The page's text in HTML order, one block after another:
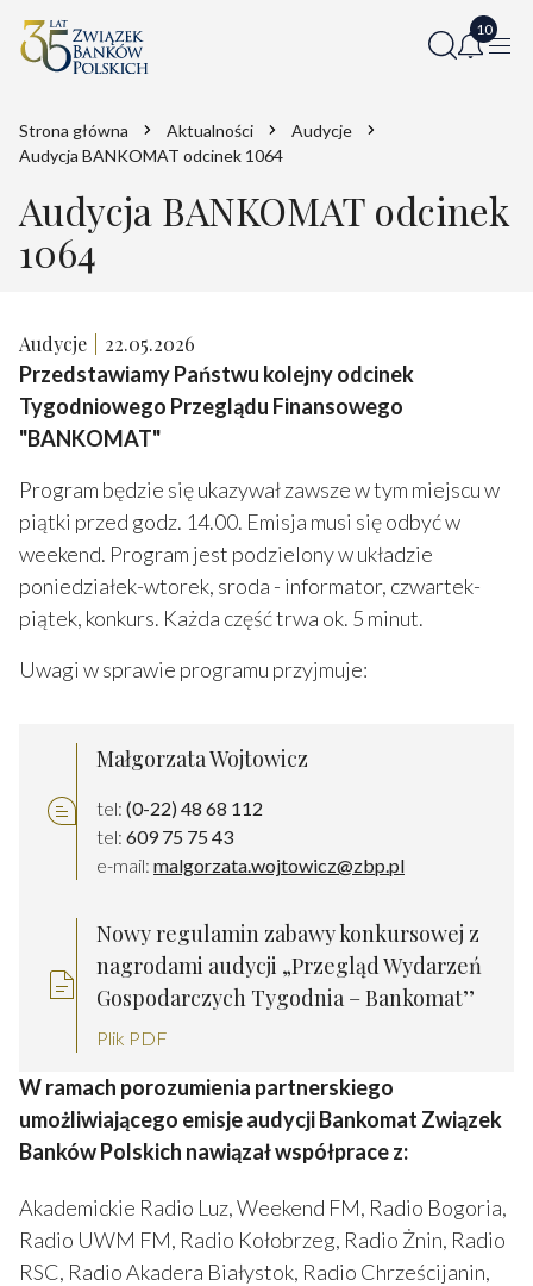
Strona główna Aktualności
Audycje
Audycja BANKOMAT odcinek 1064
Audycja BANKOMAT odcinek
1064
Audycje 22.05.2026
Przedstawiamy Państwu kolejny odcinek
Tygodniowego Przeglądu Finansowego
"BANKOMAT"
Program będzie się ukazywał zawsze w tym miejscu w
piątki przed godz. 14.00. Emisja musi się odbyć w
weekend. Program jest podzielony w układzie
poniedziałek-wtorek, sroda - informator, czwartek-
piątek, konkurs. Każda część trwa ok. 5 minut.
Uwagi w sprawie programu przyjmuje:
Małgorzata Wojtowicz
tel: (0-22) 48 68 112
tel: 609 75 75 43
e-mail: malgorzata.wojtowicz@zbp.pl
Nowy regulamin zabawy konkursowej z
nagrodami audycji „Przegląd Wydarzeń
Gospodarczych Tygodnia – Bankomat’’
Plik PDF
W ramach porozumienia partnerskiego
umożliwiającego emisje audycji Bankomat Związek
Banków Polskich nawiązał współprace z:
Akademickie Radio Luz, Weekend FM, Radio Bogoria,
Radio UWM FM, Radio Kołobrzeg, Radio Żnin, Radio
RSC, Radio Akadera Białystok, Radio Chrześcijanin,